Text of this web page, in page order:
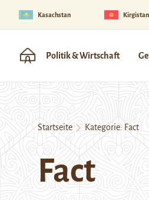
Kasachstan Kirgistan
Politik & Wirtschaft
Startseite Kategorie: Fact
Fact